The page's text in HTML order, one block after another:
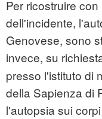
Per ricostruire
dell'incidente,
Genovese, sono
invece, su
presso l'istituto di
della Sapienza di
l'autopsia sui